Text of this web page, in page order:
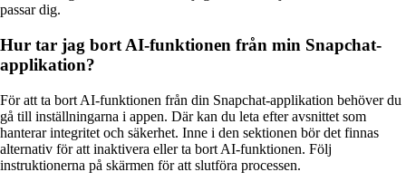
passar dig.
Hur tar jag bort AI-funktionen från min Snapchat-
applikation?
För att ta bort AI-funktionen från din Snapchat-applikation behöver du
gå till inställningarna i appen. Där kan du leta efter avsnittet som
hanterar integritet och säkerhet. Inne i den sektionen bör det finnas
alternativ för att inaktivera eller ta bort AI-funktionen. Följ
instruktionerna på skärmen för att slutföra processen.